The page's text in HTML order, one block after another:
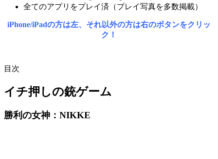
全てのアプリをプレイ済（プレイ写真を多数掲載）
iPhone/iPadの方は左、それ以外の方は右のボタンをクリッ
ク！
目次
イチ押しの銃ゲーム
勝利の女神：NIKKE